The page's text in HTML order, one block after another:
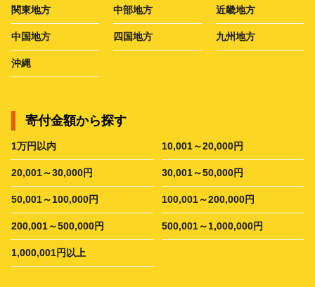
関東地方 中部地方 近畿地方
中国地方 四国地方 九州地方
沖縄
寄付金額から探す
1万円以内 10,001～20,000円
20,001～30,000円 30,001～50,000円
50,001～100,000円 100,001～200,000円
200,001～500,000円 500,001～1,000,000円
1,000,001円以上